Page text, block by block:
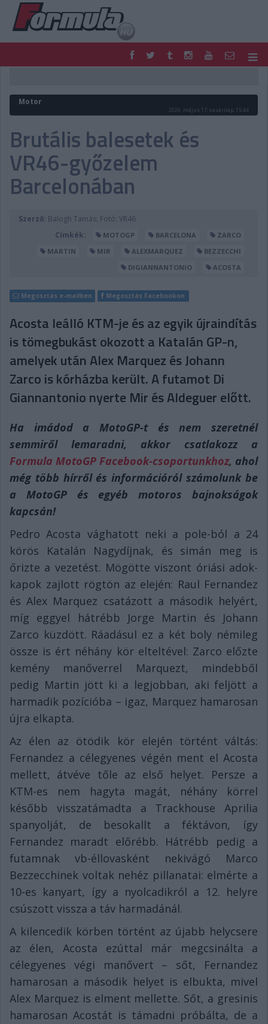
FORMULA
MOTOR
PODCAST
SHOP
LIVE
DIGITÁLIS MAGAZIN
PONTÁLLÁSOK
VERSENYNAPTÁRAK
Motor
2026. május 17. vasárnap, 15:44
Brutális balesetek és
VR46-győzelem
Barcelonában
Szerző: Balogh Tamás; Fotó: VR46
Címkék:
MOTOGP BARCELONA
ZARCO
MARTIN
MIR ALEXMARQUEZ
BEZZECCHI
DIGIANNANTONIO
ACOSTA
Megosztás e-mailben Megosztás Facebookon
Acosta leálló KTM-je és az egyik újraindítás
is tömegbukást okozott a Katalán GP-n,
amelyek után Alex Marquez és Johann
Zarco is kórházba került. A futamot Di
Giannantonio nyerte Mir és Aldeguer előtt.
Ha imádod a MotoGP-t és nem szeretnél
semmiről lemaradni, akkor csatlakozz a
Formula MotoGP Facebook-csoportunkhoz, ahol
még több hírről és információról számolunk be
a MotoGP és egyéb motoros bajnokságok
kapcsán!
Pedro Acosta vághatott neki a pole-ból a 24
körös Katalán Nagydíjnak, és simán meg is
őrizte a vezetést. Mögötte viszont óriási adok-
kapok zajlott rögtön az elején: Raul Fernandez
és Alex Marquez csatázott a második helyért,
míg eggyel hátrébb Jorge Martin és Johann
Zarco küzdött. Ráadásul ez a két boly némileg
össze is ért néhány kör elteltével: Zarco előzte
kemény manőverrel Marquezt, mindebből
pedig Martin jött ki a legjobban, aki feljött a
harmadik pozícióba – igaz, Marquez hamarosan
újra elkapta.
Az élen az ötödik kör elején történt váltás:
Fernandez a célegyenes végén ment el Acosta
mellett, átvéve tőle az első helyet. Persze a
KTM-es nem hagyta magát, néhány körrel
később visszatámadta a Trackhouse Aprilia
spanyolját, de besokallt a féktávon, így
Fernandez maradt előrébb. Hátrébb pedig a
futamnak vb-éllovasként nekivágó Marco
Bezzecchinek voltak nehéz pillanatai: elmérte a
10-es kanyart, így a nyolcadikról a 12. helyre
csúszott vissza a táv harmadánál.
A kilencedik körben történt az újabb helycsere
az élen, Acosta ezúttal már megcsinálta a
célegyenes végi manővert – sőt, Fernandez
hamarosan a második helyet is elbukta, mivel
Alex Marquez is elment mellette. Sőt, a gresinis
hamarosan Acostát is támadni próbálta, de a